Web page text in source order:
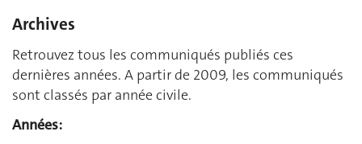
Archives
Retrouvez tous les communiqués publiés ces
dernières années. A partir de 2009, les communiqués
sont classés par année civile.
Années: